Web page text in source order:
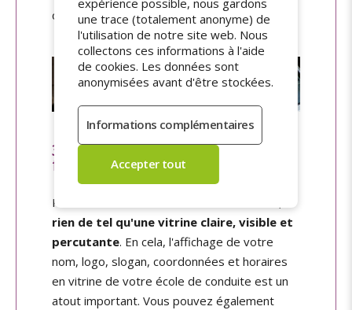
quantité souhaitée.
3. Signalétique du centre de
formation
Pour informer vos élèves et futurs élèves,
rien de tel qu'une vitrine claire, visible et
percutante. En cela, l'affichage de votre
nom, logo, slogan, coordonnées et horaires
en vitrine de votre école de conduite est un
atout important. Vous pouvez également
une trace (totalement anonyme) de
l'utilisation de notre site web. Nous
collectons ces informations à l'aide
de cookies. Les données sont
anonymisées avant d'être stockées.